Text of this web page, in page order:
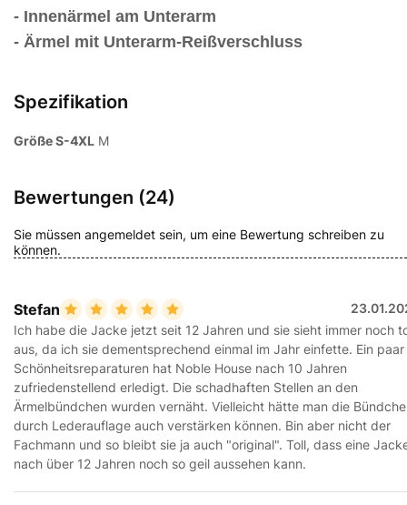
- Innenärmel am Unterarm
- Ärmel mit Unterarm-Reißverschluss
Spezifikation
Größe S-4XL M
Bewertungen (24)
Sie müssen angemeldet sein, um eine Bewertung schreiben zu
können.
Stefan
Ich habe die Jacke jetzt seit 12 Jahren und sie sieht immer noch
aus, da ich sie dementsprechend einmal im Jahr einfette. Ein paar
Schönheitsreparaturen hat Noble House nach 10 Jahren
zufriedenstellend erledigt. Die schadhaften Stellen an den
Ärmelbündchen wurden vernäht. Vielleicht hätte man die
durch Lederauflage auch verstärken können. Bin aber nicht der
Fachmann und so bleibt sie ja auch "original". Toll, dass eine
nach über 12 Jahren noch so geil aussehen kann.